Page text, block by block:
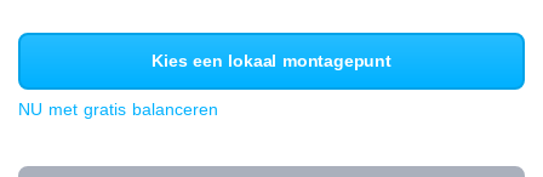
Kies een lokaal montagepunt
NU met gratis balanceren